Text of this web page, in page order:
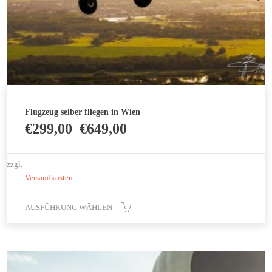
Flugzeug selber fliegen in Wien
€299,00 –€649,00
zzgl.
Versandkosten
AUSFÜHRUNG WÄHLEN
weist